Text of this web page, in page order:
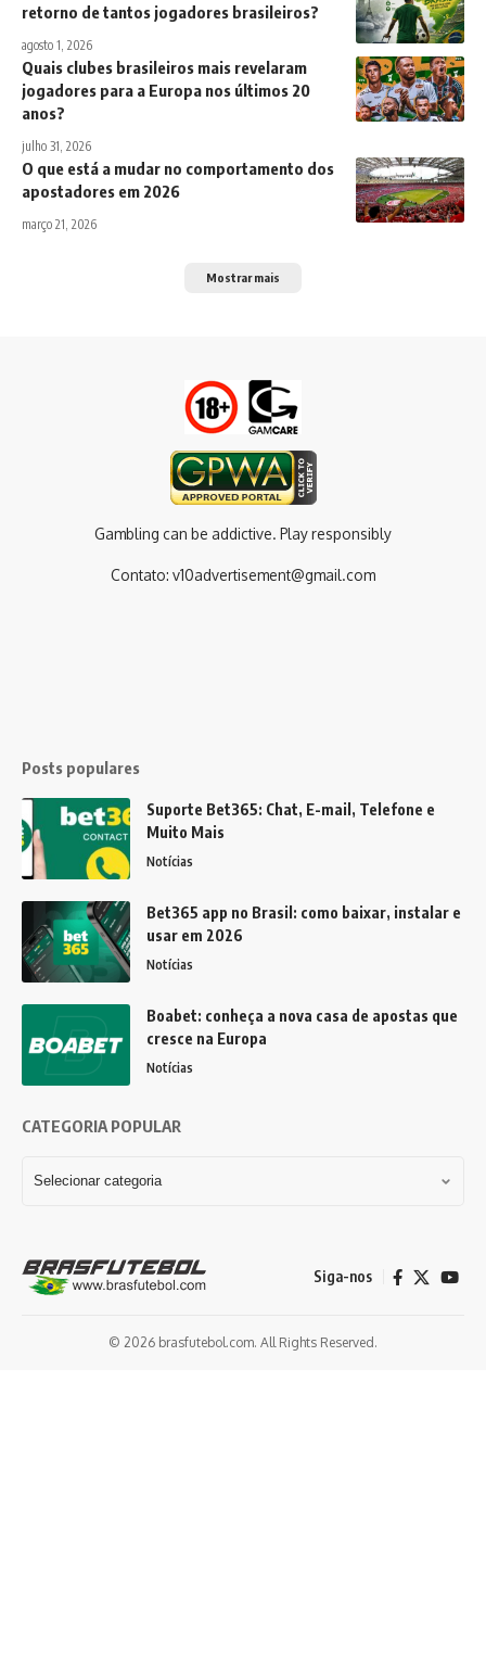
retorno de tantos jogadores brasileiros?
agosto 1, 2026
Quais clubes brasileiros mais revelaram
jogadores para a Europa nos últimos 20
anos?
julho 31, 2026
O que está a mudar no comportamento dos
apostadores em 2026
março 21, 2026
Mostrar mais
Gambling can be addictive. Play responsibly
Contato: v10advertisement@gmail.com
Posts populares
Suporte Bet365: Chat, E-mail, Telefone e
Muito Mais
Notícias
Bet365 app no Brasil: como baixar, instalar e
usar em 2026
Notícias
Boabet: conheça a nova casa de apostas que
cresce na Europa
Notícias
CATEGORIA POPULAR
Siga-nos
© 2026 brasfutebol.com. All Rights Reserved.